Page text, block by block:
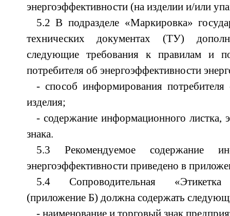
энергоэффективности (на изделии и/или
5.2 В подразделе «Маркировка»
технических документах (ТУ)
следующие требования к правилам и
потребителя об энергоэффективности
- способ информирования потребителя
изделия;
- содержание информационного листка,
знака.
5.3 Рекомендуемое содержание
энергоэффективности приведено в
5.4 Сопроводительная «Этикетка
(приложение Б) должна содержать
- наименование и торговый знак